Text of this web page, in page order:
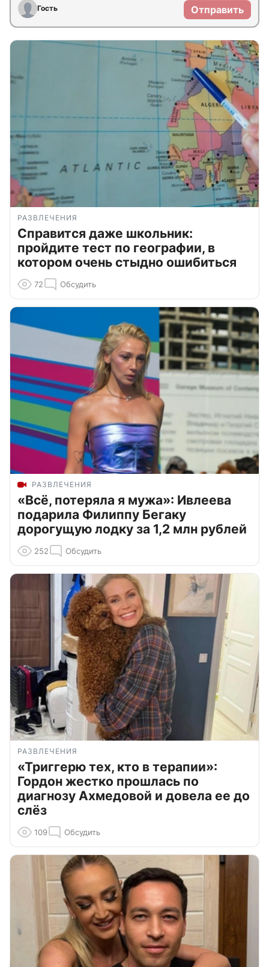
Гость Отправить
РАЗВЛЕЧЕНИЯ
Справится даже школьник:
пройдите тест по географии, в
котором очень стыдно ошибиться
72 Обсудить
РАЗВЛЕЧЕНИЯ
«Всё, потеряла я мужа»: Ивлеева
подарила Филиппу Бегаку
дорогущую лодку за 1,2 млн рублей
252 Обсудить
РАЗВЛЕЧЕНИЯ
«Триггерю тех, кто в терапии»:
Гордон жестко прошлась по
диагнозу Ахмедовой и довела ее до
слёз
109 Обсудить